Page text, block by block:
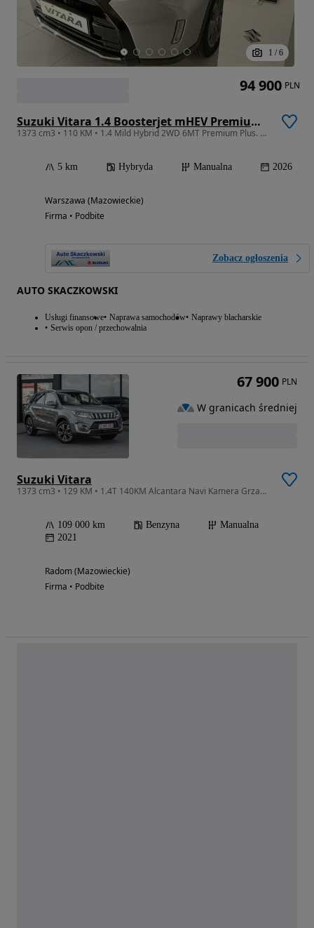
1 / 6
Suzuki Vitara 1.4 Boosterjet mHEV Premium Plus 2WD
1373 cm3 • 110 KM • 1.4 Mild Hybrid 2WD 6MT Premium Plus. Promocja!!!
5 km Hybryda Manualna 2026
Warszawa (Mazowieckie)
Firma • Podbite
Zobacz ogłoszenia
AUTO SKACZKOWSKI
Usługi finansowe Naprawa samochodów Naprawy blacharskie
Serwis opon / przechowalnia
94 900 PLN
Suzuki Vitara
1373 cm3 • 129 KM • 1.4T 140KM Alcantara Navi Kamera Grzane Fotele LED TempomatACC SERWIS
109 000 km Benzyna
Manualna
2021
Radom (Mazowieckie)
Firma • Podbite
67 900 PLN
W granicach średniej